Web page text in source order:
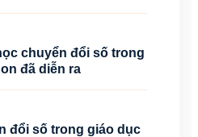
chuyển đổi số trong
đã diễn ra
đổi số trong giáo dục